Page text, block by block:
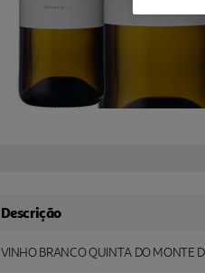
Descrição
VINHO BRANCO QUINTA DO MONTE